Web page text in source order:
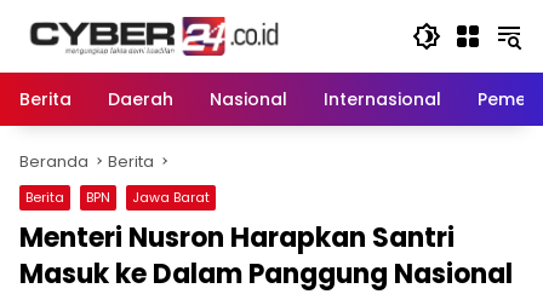
Berita
Daerah Nasional Internasional
Beranda Berita
Berita BPN Jawa Barat
Menteri Nusron Harapkan Santri
Masuk ke Dalam Panggung Nasional